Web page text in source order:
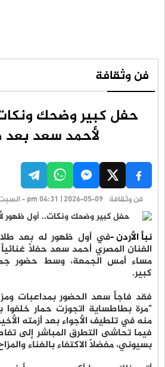
فن وثقافة
حفل كبير وضحك
لأحمد سعد بعد
فن وثقافة pm 04:31 | 2026-05-09 - السبت
نبأ الأردن -في أول ظهور له بعد
الفنان المصري أحمد سعد حفلاً
مساء أمس الجمعة، وسط حضور
كبير.
فقد فاجأ سعد الحضور بمداعبات
"مرة بطاطساية اتجوزت حمار
منه في تلطيف الأجواء بعد أزمته
فيما تحاشى التطرق المباشر إلى
بسيوني، مفضلاً الاكتفاء بالغناء